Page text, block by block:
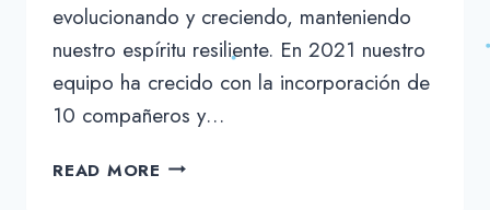
evolucionando y creciendo, manteniendo
nuestro espíritu resiliente. En 2021 nuestro
equipo ha crecido con la incorporación de
10 compañeros y…
READ MORE EL